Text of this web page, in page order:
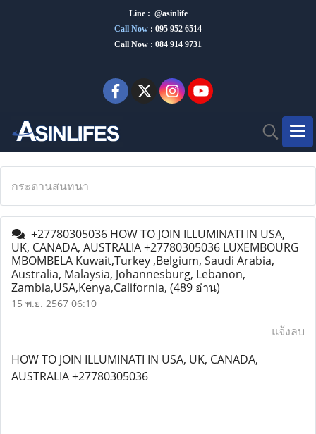
Line : @asinlife
Call Now : 095 952 6514
Call Now : 084 914 9731
กระดานสนทนา
+27780305036 HOW TO JOIN ILLUMINATI IN USA,
UK, CANADA, AUSTRALIA +27780305036 LUXEMBOURG
MBOMBELA Kuwait,Turkey ,Belgium, Saudi Arabia,
Australia, Malaysia, Johannesburg, Lebanon,
Zambia,USA,Kenya,California, (489 อ่าน)
15 พ.ย. 2567 06:10
แจ้งลบ
HOW TO JOIN ILLUMINATI IN USA, UK, CANADA,
AUSTRALIA +27780305036